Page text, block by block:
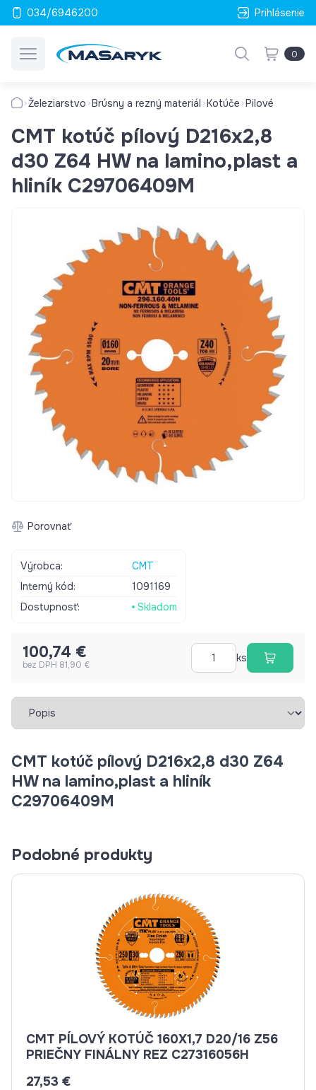
034/6946200 Prihlásenie
0
Železiarstvo Brúsny a rezný materiál Kotúče Pilové
CMT kotúč pílový D216x2,8
d30 Z64 HW na lamino,plast a
hliník C29706409M
Porovnať
Výrobca:
CMT
Interný kód:
1091169
Dostupnosť:
Skladom
100,74 €
bez DPH 81,90 €
ks
Vybrať záložku
CMT kotúč pílový D216x2,8 d30 Z64
HW na lamino,plast a hliník
C29706409M
Podobné produkty
CMT PÍLOVÝ KOTÚČ 160X1,7 D20/16 Z56
PRIEČNY FINÁLNY REZ C27316056H
27,53 €